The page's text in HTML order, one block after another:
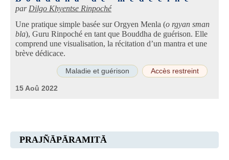
parDilgo Khyentse Rinpoché
Une pratique simple basée sur Orgyen Menla (o rgyan sman
bla), Guru Rinpoché en tant que Bouddha de guérison. Elle
comprend une visualisation, la récitation d’un mantra et une
brève dédicace.
Maladie et guérison Accès restreint
15 Aoû 2022
PRAJÑĀPĀRAMITĀ